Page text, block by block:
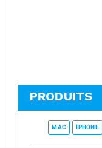
PRODUITS
MAC IPHONE